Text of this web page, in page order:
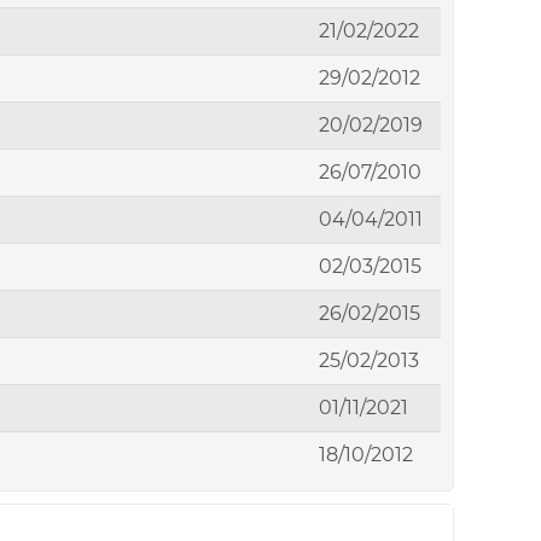
21/02/2022
29/02/2012
20/02/2019
26/07/2010
04/04/2011
02/03/2015
26/02/2015
25/02/2013
01/11/2021
18/10/2012